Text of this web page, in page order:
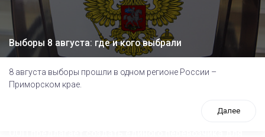
Выборы 8 августа: где и кого выбрали
8 августа выборы прошли в одном регионе России –
Приморском крае.
Далее